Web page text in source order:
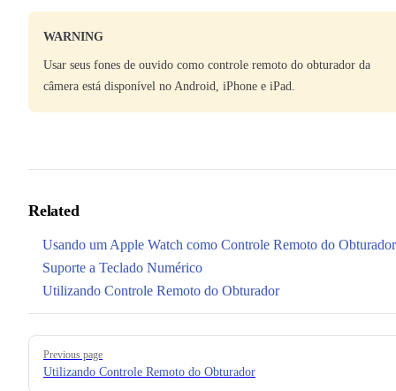
WARNING
Usar seus fones de ouvido como controle remoto do obturador da
câmera está disponível no Android, iPhone e iPad.
Related
Usando um Apple Watch como Controle Remoto do Obturador
Suporte a Teclado Numérico
Utilizando Controle Remoto do Obturador
Pager
Previous page
Utilizando Controle Remoto do Obturador